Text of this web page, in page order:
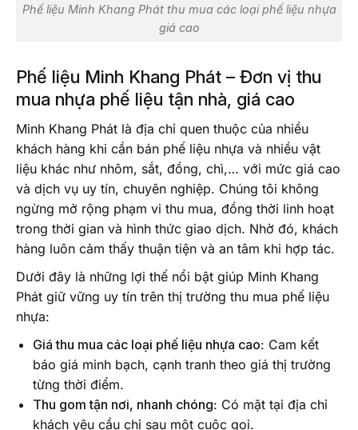
Phế liệu Minh Khang Phát thu mua các loại phế liệu nhựa
giá cao
Phế liệu Minh Khang Phát – Đơn vị thu
mua nhựa phế liệu tận nhà, giá cao
Minh Khang Phát là địa chỉ quen thuộc của nhiều
khách hàng khi cần bán phế liệu nhựa và nhiều vật
liệu khác như nhôm, sắt, đồng, chì,… với mức giá cao
và dịch vụ uy tín, chuyên nghiệp. Chúng tôi không
ngừng mở rộng phạm vi thu mua, đồng thời linh hoạt
trong thời gian và hình thức giao dịch. Nhờ đó, khách
hàng luôn cảm thấy thuận tiện và an tâm khi hợp tác.
Dưới đây là những lợi thế nổi bật giúp Minh Khang
Phát giữ vững uy tín trên thị trường thu mua phế liệu
nhựa:
Giá thu mua các loại phế liệu nhựa cao: Cam kết
báo giá minh bạch, cạnh tranh theo giá thị trường
từng thời điểm.
Thu gom tận nơi, nhanh chóng: Có mặt tại địa chỉ
khách yêu cầu chỉ sau một cuộc gọi.